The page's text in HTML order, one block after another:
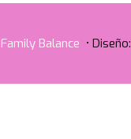
Family Balance • Diseño: